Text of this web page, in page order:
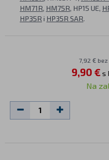
HM71R, HM75R, HP15 UE,
HP35R i HP35R SAR.
7,92 €
9,90 €s
Na